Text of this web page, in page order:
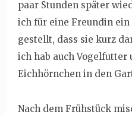
paar Stunden später
ich für eine Freundin ein
gestellt, dass sie kurz
ich hab auch Vogelfutter
Eichhörnchen in den
Nach dem Frühstück